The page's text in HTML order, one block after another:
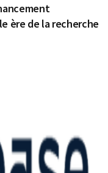
ère de la recherche